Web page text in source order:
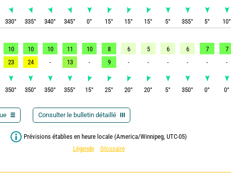
330° 335° 340° 345° 0° 15° 15° 15° 5° 355° 5° 10°
10 10 10 11 10 8 6 5 6 6 7 7
23 24 - 13 - 9 - - - - - -
350° 350° 350° 355° 15° 25° 20° 20° 5° 350° 0° 0°
Consulter le bulletin détaillé
Prévisions établies en heure locale (America/Winnipeg, UTC-05)
Légende
Glossaire